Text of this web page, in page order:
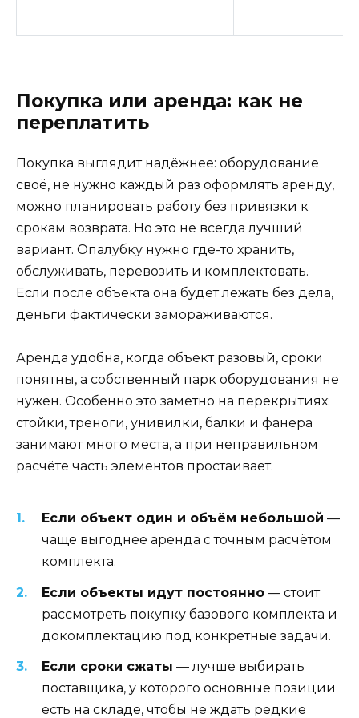
Покупка или аренда: как не
переплатить
Покупка выглядит надёжнее: оборудование
своё, не нужно каждый раз оформлять аренду,
можно планировать работу без привязки к
срокам возврата. Но это не всегда лучший
вариант. Опалубку нужно где-то хранить,
обслуживать, перевозить и комплектовать.
Если после объекта она будет лежать без дела,
деньги фактически замораживаются.
Аренда удобна, когда объект разовый, сроки
понятны, а собственный парк оборудования не
нужен. Особенно это заметно на перекрытиях:
стойки, треноги, унивилки, балки и фанера
занимают много места, а при неправильном
расчёте часть элементов простаивает.
Если объект один и объём небольшой —
чаще выгоднее аренда с точным расчётом
комплекта.
Если объекты идут постоянно — стоит
рассмотреть покупку базового комплекта и
докомплектацию под конкретные задачи.
Если сроки сжаты — лучше выбирать
поставщика, у которого основные позиции
есть на складе, чтобы не ждать редкие